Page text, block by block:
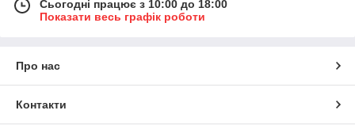
Сьогодні працює з 10:00 до 18:00
Показати весь графік роботи
Про нас
Контакти